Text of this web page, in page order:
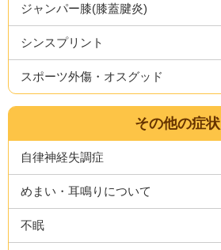
ジャンパー膝(膝蓋腱炎)
シンスプリント
スポーツ外傷・オスグッド
その他の症状
自律神経失調症
めまい・耳鳴りについて
不眠